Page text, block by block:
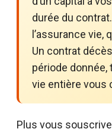
durée du
l’assurance vie,
Un contrat
période donnée,
vie entière vous
Plus vous